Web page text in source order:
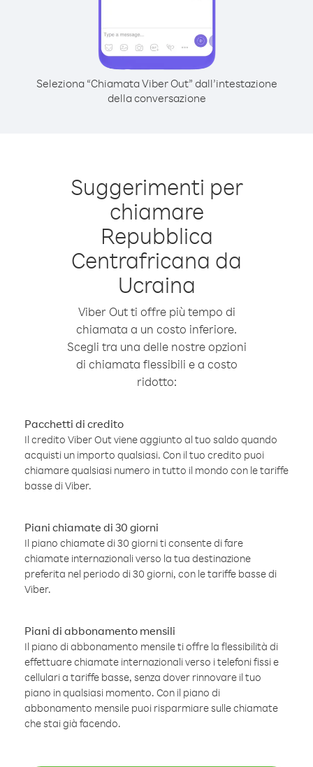
Seleziona “Chiamata Viber Out” dall’intestazione
della conversazione
Suggerimenti per
chiamare
Repubblica
Centrafricana da
Ucraina
Viber Out ti offre più tempo di
chiamata a un costo inferiore.
Scegli tra una delle nostre opzioni
di chiamata flessibili e a costo
ridotto:
Pacchetti di credito
Il credito Viber Out viene aggiunto al tuo saldo quando
acquisti un importo qualsiasi. Con il tuo credito puoi
chiamare qualsiasi numero in tutto il mondo con le tariffe
basse di Viber.
Piani chiamate di 30 giorni
Il piano chiamate di 30 giorni ti consente di fare
chiamate internazionali verso la tua destinazione
preferita nel periodo di 30 giorni, con le tariffe basse di
Viber.
Piani di abbonamento mensili
Il piano di abbonamento mensile ti offre la flessibilità di
effettuare chiamate internazionali verso i telefoni fissi e
cellulari a tariffe basse, senza dover rinnovare il tuo
piano in qualsiasi momento. Con il piano di
abbonamento mensile puoi risparmiare sulle chiamate
che stai già facendo.